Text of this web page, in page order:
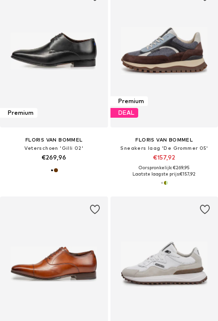
Premium
FLORIS VAN BOMMEL
Veterschoen 'Gilli 02'
€269,96
Premium
DEAL
FLORIS VAN BOMMEL
Sneakers laag 'De Grommer 05'
€157,92
Oorspronkelijk: €269,95
Laatste laagste prijs:€157,92